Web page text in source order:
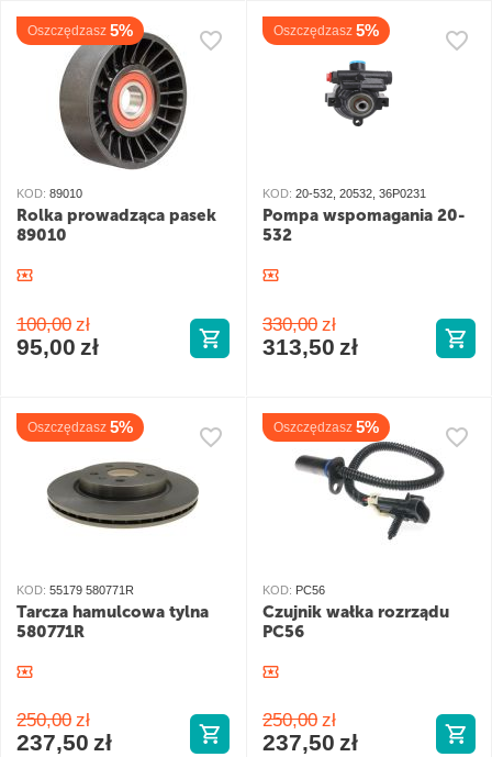
Oszczędzasz 5%
KOD: 89010
Rolka prowadząca pasek
89010
100,00 zł
95,00 zł
Oszczędzasz 5%
KOD: 20-532, 20532, 36P0231
Pompa wspomagania 20-
532
330,00 zł
313,50 zł
Oszczędzasz 5%
KOD: 55179 580771R
Tarcza hamulcowa tylna
580771R
250,00 zł
237,50 zł
Oszczędzasz 5%
KOD: PC56
Czujnik wałka rozrządu
PC56
250,00 zł
237,50 zł